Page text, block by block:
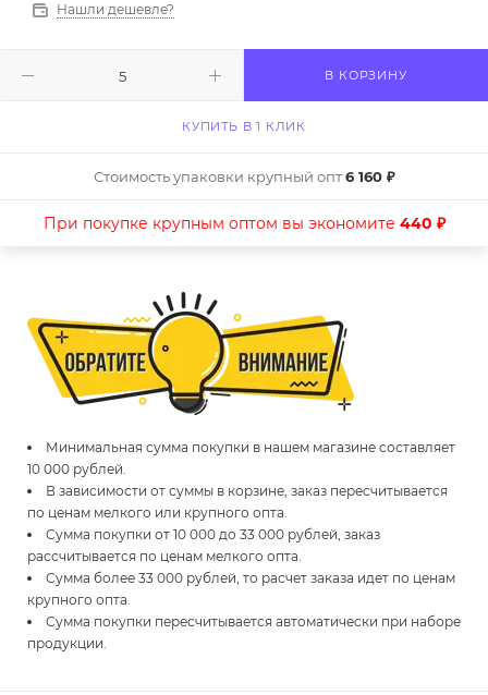
Нашли дешевле?
В КОРЗИНУ
КУПИТЬ В 1 КЛИК
Стоимость упаковки крупный опт6 160 ₽
При покупке крупным оптом вы экономите 440 ₽
Минимальная сумма покупки в нашем магазине составляет
10 000 рублей.
В зависимости от суммы в корзине, заказ пересчитывается
по ценам мелкого или крупного опта.
Сумма покупки от 10 000 до 33 000 рублей, заказ
рассчитывается по ценам мелкого опта.
Сумма более 33 000 рублей, то расчет заказа идет по ценам
крупного опта.
Сумма покупки пересчитывается автоматически при наборе
продукции.